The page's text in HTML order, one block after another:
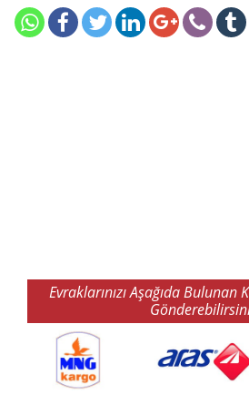
Evraklarınızı Aşağıda Bulunan